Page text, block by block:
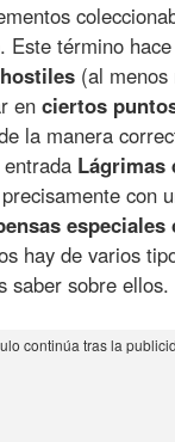
. Este término
(al
enciertos
la manera
Lágrimas
con
especiales
hay de varios
saber sobre ellos.